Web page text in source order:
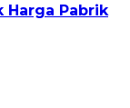
Harga Pabrik